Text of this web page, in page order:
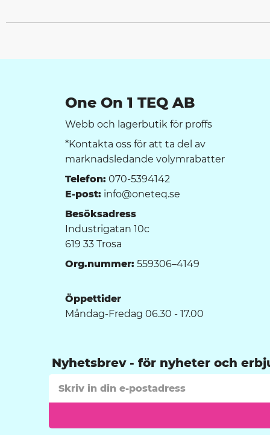
One On 1 TEQ AB
Webb och lagerbutik för proffs
*Kontakta oss för att ta del av
marknadsledande volymrabatter
Telefon: 070-5394142
E-post: info@oneteq.se
Besöksadress
Industrigatan 10c
619 33 Trosa
Org.nummer: 559306–4149
Öppettider
Måndag-Fredag 06.30 - 17.00
Nyhetsbrev